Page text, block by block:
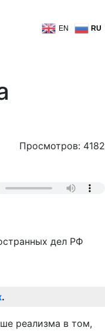
EN RU
Просмотров: 4182
дел РФ
.
реализма в том,